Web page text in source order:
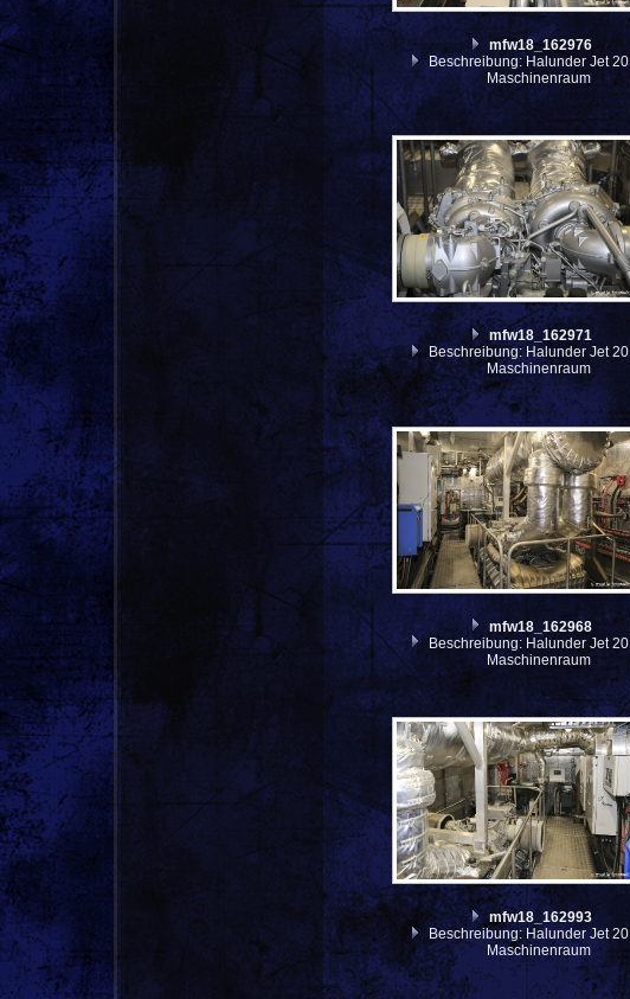
mfw18_162976
Beschreibung: Halunder Jet
Maschinenraum
mfw18_162971
Beschreibung: Halunder Jet
Maschinenraum
mfw18_162968
Beschreibung: Halunder Jet
Maschinenraum
mfw18_162993
Beschreibung: Halunder Jet
Maschinenraum